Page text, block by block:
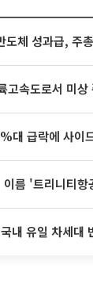
고속도로서 미상